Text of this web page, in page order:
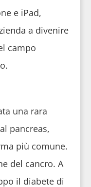
e iPad,
a divenire
campo
una rara
pancreas,
più comune.
del cancro. A
il diabete di